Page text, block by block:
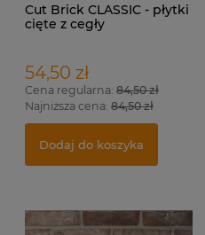
Cut Brick CLASSIC - płytki
cięte z cegły
54,50 zł
Cena regularna: 84,50 zł
Najniższa cena: 84,50 zł
Dodaj do koszyka